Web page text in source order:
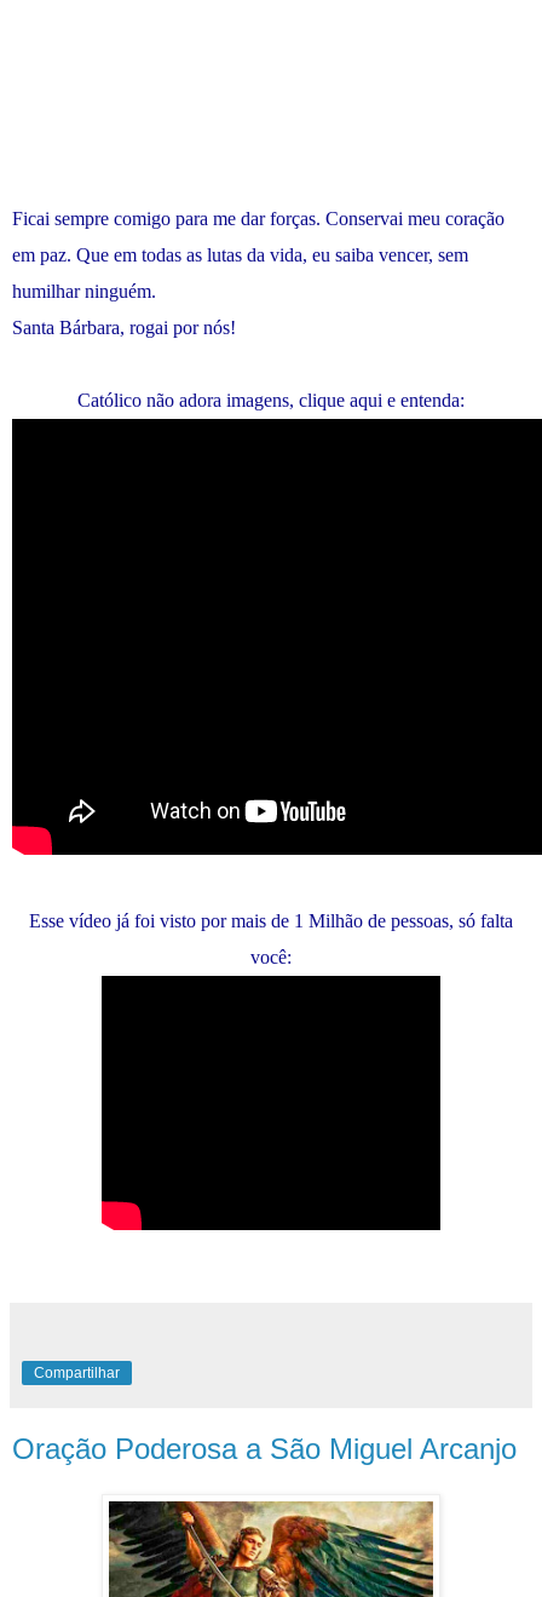
Ficai sempre comigo para me dar forças. Conservai meu coração
em paz. Que em todas as lutas da vida, eu saiba vencer, sem
humilhar ninguém.
Santa Bárbara, rogai por nós!
Católico não adora imagens, clique aqui e entenda:
Esse vídeo já foi visto por mais de 1 Milhão de pessoas, só falta
você:
Compartilhar
Oração Poderosa a São Miguel Arcanjo